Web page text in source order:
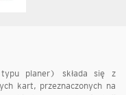
planer) składa się z
kart, przeznaczonych na